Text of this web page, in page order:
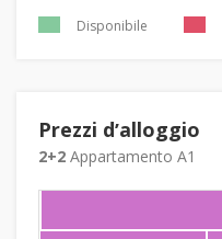
Disponibile
Prezzi dʼalloggio
2+2 Appartamento A1